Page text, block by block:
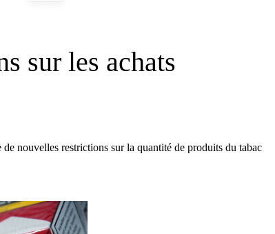
sur les achats
nouvelles restrictions sur la quantité de produits du tabac